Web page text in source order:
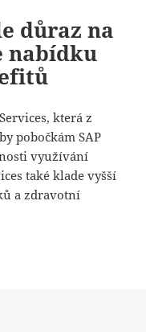
důraz na
nabídku
která z
pobočkám SAP
využívání
také klade vyšší
a zdravotní
klade důraz na zdraví